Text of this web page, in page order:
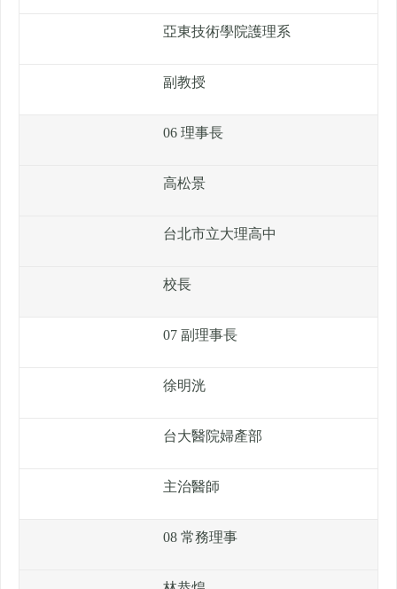
亞東技術學院護理系
副教授
06 理事長
高松景
台北市立大理高中
校長
07 副理事長
徐明洸
台大醫院婦產部
主治醫師
08 常務理事